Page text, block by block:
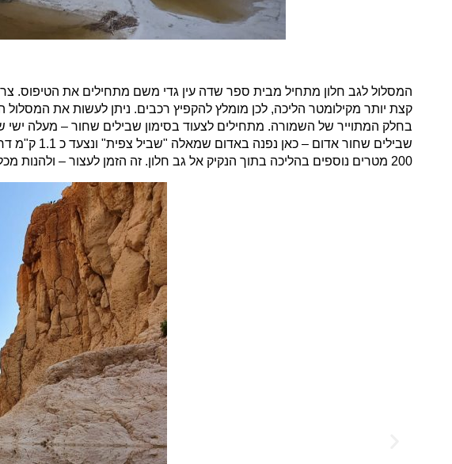
המסלול לגב חלון מתחיל מבית ספר שדה עין גדי משם מתחילים את הטיפוס.
קצת יותר מקילומטר הליכה, לכן מומלץ להקפיץ רכבים. ניתן לעשות את
שבילים
200 מטרים נוספים בהליכה בתוך הנקיק אל גב חלון. זה הזמן לעצור – ולהנות מכל היופי מסביב.